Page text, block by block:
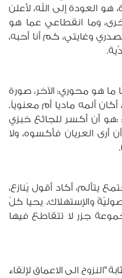
هو العودة إلى الله، لأعلن
وما انقطاعي عما هو
وغايتي، كم أنا أحبه،
ما هو محوري: الآخر، صورة
أكان ألمه ماديا أم معنوياً.
:هو أن أكسر للجائع خبزي
أرى العريان فأكسوه، ولا
أكاد أقول يُنازع،
والإستهلاك، يحيا كلٌ
جزر لا تتقاطع فيها
"النزوح الى الاعماق لإلقاء